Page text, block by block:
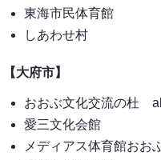
東海市民体育館
しあわせ村
【大府市】
おおぶ文化交流の杜
愛三文化会館
メディアス体育館おお